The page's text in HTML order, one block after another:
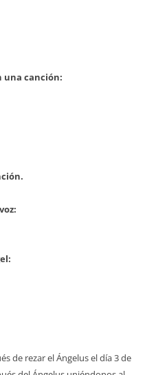
una canción:
de rezar el Ángelus el día 3 de